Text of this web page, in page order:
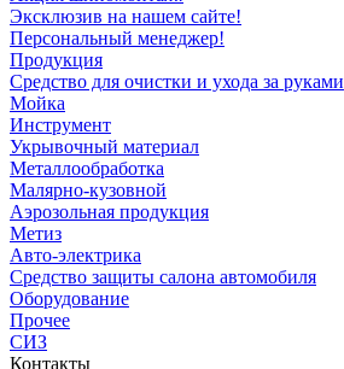
Эксклюзив на нашем сайте!
Персональный менеджер!
Продукция
Средство для очистки и ухода за руками
Мойка
Инструмент
Укрывочный материал
Металлообработка
Малярно-кузовной
Аэрозольная продукция
Метиз
Авто-электрика
Средство защиты салона автомобиля
Оборудование
Прочее
СИЗ
Контакты